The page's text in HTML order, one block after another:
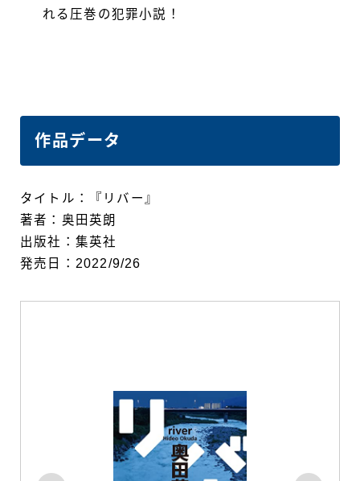
れる圧巻の犯罪小説！
作品データ
タイトル：『リバー』
著者：奥田英朗
出版社：集英社
発売日：2022/9/26